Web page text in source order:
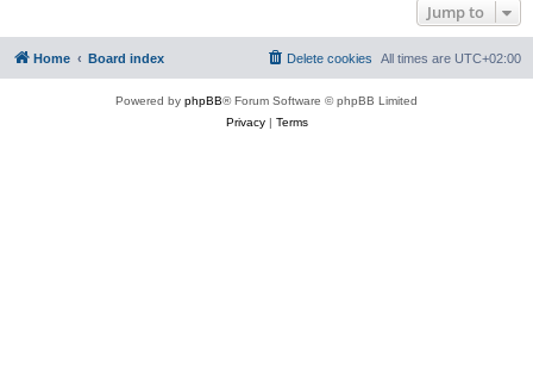
Jump to
Home Board index All times are UTC+02:00
Delete cookies
Powered by phpBB® Forum Software © phpBB Limited
Privacy| Terms